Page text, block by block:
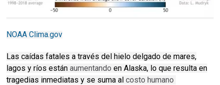
NOAA Clima.gov
Las caídas fatales a través del hielo delgado de mares,
lagos y ríos estánaumentando en Alaska, lo que resulta en
tragedias inmediatas y se suma alcosto humano